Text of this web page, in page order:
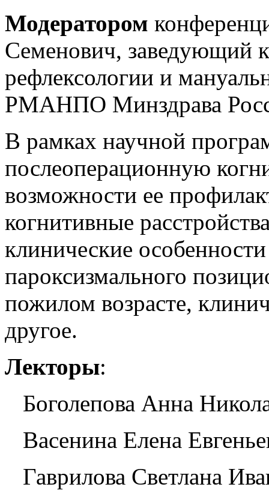
Модератором
Семенович, заведующий
рефлексологии и
РМАНПО Минздрава
В рамках научной
послеоперационную
возможности ее
когнитивные
клинические
пароксизмального
пожилом возрасте,
другое.
Лекторы:
Боголепова Анна
Васенина Елена
Гаврилова Светлана